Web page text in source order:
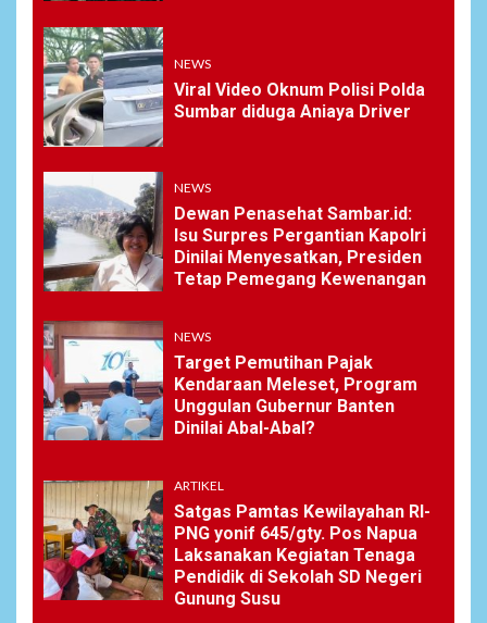
NEWS
Viral Video Oknum Polisi Polda
Sumbar diduga Aniaya Driver
NEWS
Dewan Penasehat Sambar.id:
Isu Surpres Pergantian Kapolri
Dinilai Menyesatkan, Presiden
Tetap Pemegang Kewenangan
NEWS
Target Pemutihan Pajak
Kendaraan Meleset, Program
Unggulan Gubernur Banten
Dinilai Abal-Abal?
ARTIKEL
Satgas Pamtas Kewilayahan RI-
PNG yonif 645/gty. Pos Napua
Laksanakan Kegiatan Tenaga
Pendidik di Sekolah SD Negeri
Gunung Susu